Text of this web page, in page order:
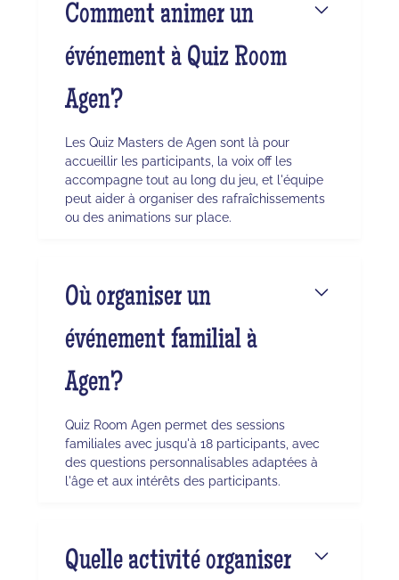
Comment animer un
événement à Quiz Room
Agen?
Les Quiz Masters de Agen sont là pour
accueillir les participants, la voix off les
accompagne tout au long du jeu, et l'équipe
peut aider à organiser des rafraîchissements
ou des animations sur place.
Où organiser un
événement familial à
Agen?
Quiz Room Agen permet des sessions
familiales avec jusqu'à 18 participants, avec
des questions personnalisables adaptées à
l'âge et aux intérêts des participants.
Quelle activité organiser